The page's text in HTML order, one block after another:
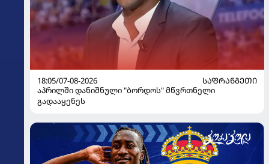
18:05/07-08-2026
ᲡᲐᲤᲠᲐᲜᲒᲔᲗᲘ
აპრილში დანიშნული "ბორდოს" მწვრთნელი
გადააყენეს